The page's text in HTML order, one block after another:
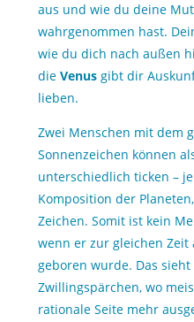
aus und wie du deine
wahrgenommen hast.
wie du dich nach außen
die Venusgibt dir
lieben.
Zwei Menschen mit dem
Sonnenzeichen können
unterschiedlich ticken –
Komposition der
Zeichen. Somit ist kein
wenn er zur gleichen Zeit
geboren wurde. Das
Zwillingspärchen, wo
rationale Seite mehr